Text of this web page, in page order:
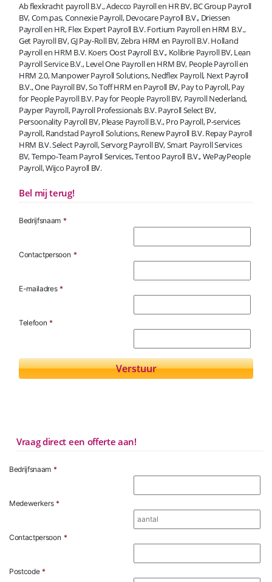
Ab flexkracht payroll B.V., Adecco Payroll en HR BV, BC Group Payroll
BV, Com.pas, Connexie Payroll, Devocare Payroll B.V., Driessen
Payroll en HR, Flex Expert Payroll B.V. Fortium Payroll en HRM B.V.,
Get Payroll BV, GJ Pay-Roll BV, Zebra HRM en Payroll B.V. Holland
Payroll en HRM B.V. Koers Oost Payroll B.V., Kolibrie Payroll BV, Lean
Payroll Service B.V., Level One Payroll en HRM BV, People Payroll en
HRM 2.0, Manpower Payroll Solutions, Nedflex Payroll, Next Payroll
B.V., One Payroll BV, So Toff HRM en Payroll BV, Pay to Payroll, Pay
for People Payroll B.V. Pay for People Payroll BV, Payroll Nederland,
Payper Payroll, Payroll Professionals B.V. Payroll Select BV,
Persoonality Payroll BV, Please Payroll B.V., Pro Payroll, P-services
Payroll, Randstad Payroll Solutions, Renew Payroll B.V. Repay Payroll
HRM B.V. Select Payroll, Servorg Payroll BV, Smart Payroll Services
BV, Tempo-Team Payroll Services, Tentoo Payroll B.V., WePayPeople
Payroll, Wijco Payroll BV.
Bel mij terug!
Bedrijfsnaam *
Contactpersoon *
E-mailadres *
Telefoon *
Vraag direct een offerte aan!
Bedrijfsnaam *
Medewerkers *
Contactpersoon *
Postcode *